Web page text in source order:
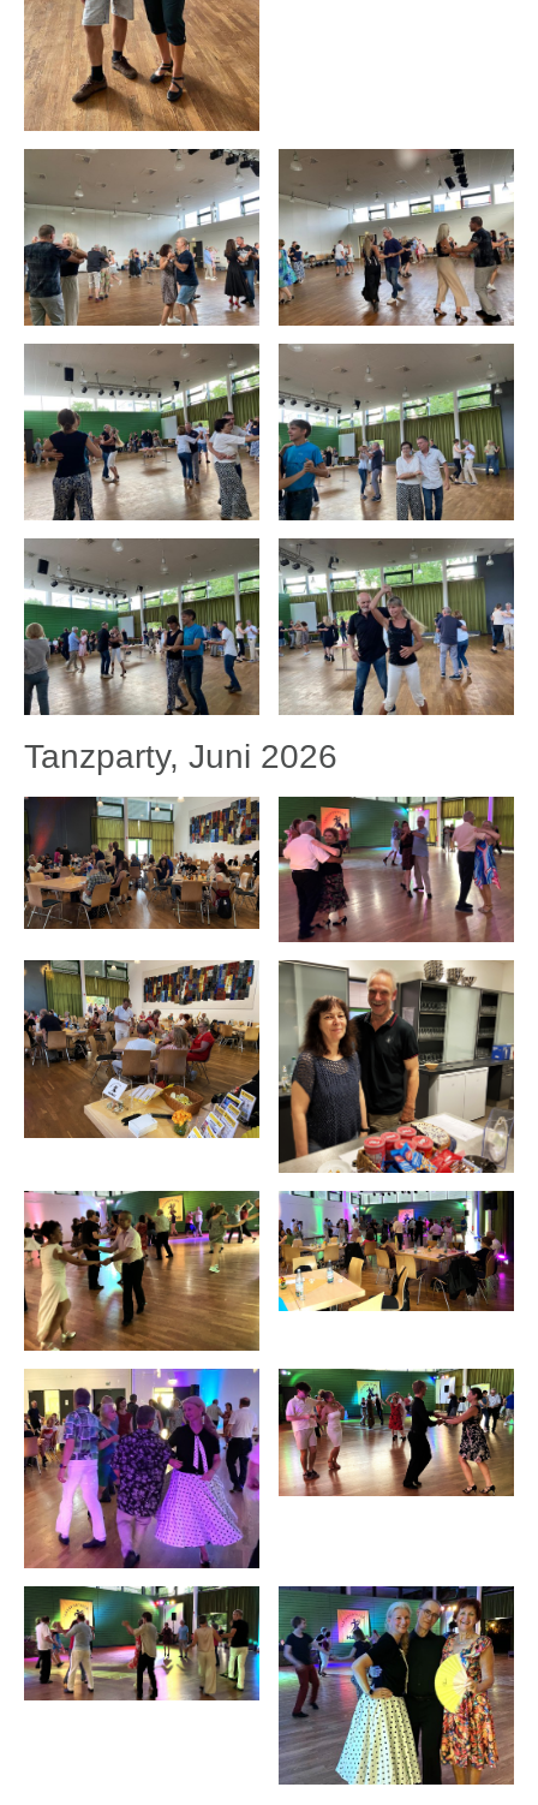
Tanzparty, Juni 2026